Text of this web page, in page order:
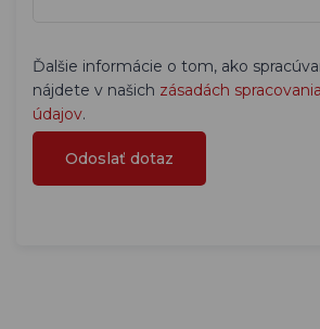
Ďalšie informácie o tom, ako
nájdete v našich zásadách
údajov.